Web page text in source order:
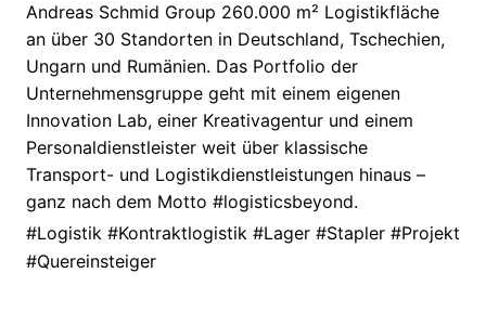
Andreas Schmid Group 260.000 m² Logistikfläche
an über 30 Standorten in Deutschland, Tschechien,
Ungarn und Rumänien. Das Portfolio der
Unternehmensgruppe geht mit einem eigenen
Innovation Lab, einer Kreativagentur und einem
Personaldienstleister weit über klassische
Transport- und Logistikdienstleistungen hinaus –
ganz nach dem Motto #logisticsbeyond.
#Logistik #Kontraktlogistik #Lager #Stapler #Projekt
#Quereinsteiger